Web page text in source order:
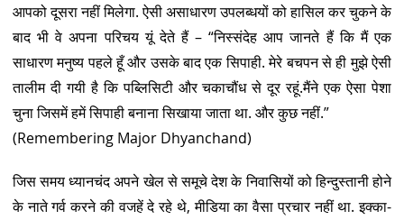
आपको दूसरा नहीं मिलेगा. ऐसी असाधारण उपलब्धयों को हासिल कर चुकने के
बाद भी वे अपना परिचय यूं देते हैं – “निस्संदेह आप जानते हैं कि मैं एक
साधारण मनुष्य पहले हूँ और उसके बाद एक सिपाही. मेरे बचपन से ही मुझे ऐसी
तालीम दी गयी है कि पब्लिसिटी और चकाचौंध से दूर रहूं.मैंने एक ऐसा पेशा
चुना जिसमें हमें सिपाही बनाना सिखाया जाता था. और कुछ नहीं.”
(Remembering Major Dhyanchand)
जिस समय ध्यानचंद अपने खेल से समूचे देश के निवासियों को हिन्दुस्तानी होने
के नाते गर्व करने की वजहें दे रहे थे, मीडिया का वैसा प्रचार नहीं था. इक्का-